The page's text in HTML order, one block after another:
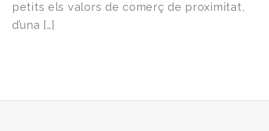
petits els valors de comerç de proximitat,
d’una […]